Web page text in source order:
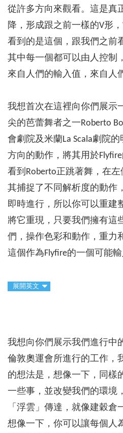
從許多方向來觀看。這是真
降，形成跟之前一樣的V形
看到的是這個，跟我們之前
其中每一個都可以由人控制
來自人們的輸入值，來自人
我想首次在這裡向你們展示
尖的芭蕾舞者之一Roberto
會劇院及米蘭La Scala劇院
方向的動作，將其用於
看到Roberto正跳著舞，在
其捕捉了不同解析度的動作
即時進行，所以你可以重建
將它重現，只要我們擁有這
們，操作色彩和動作，重力
這個作為Flyfire的一個可能輸
展開英文
我想向你們展示我們進行中
倫敦奧運會所進行的工作，
的想法是，想像一下，同樣
一些事，並改變我們的環境
「浮雲」傳達，就像建穀倉
想像一下，你可以讓每個人